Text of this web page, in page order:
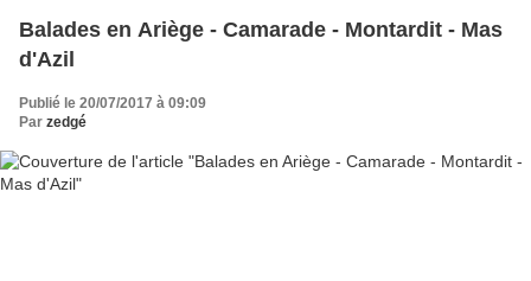
Balades en Ariège - Camarade - Montardit - Mas
d'Azil
Publié le 20/07/2017 à 09:09
Par zedgé